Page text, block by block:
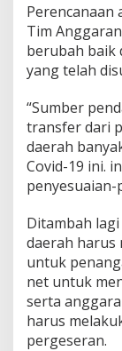
Perencanaan
Tim
berubah baik
yang telah
“Sumber
transfer dari
daerah
Covid-19 ini.
penyesuaian-
Ditambah
daerah harus
untuk
net untuk
serta
harus
pergeseran.